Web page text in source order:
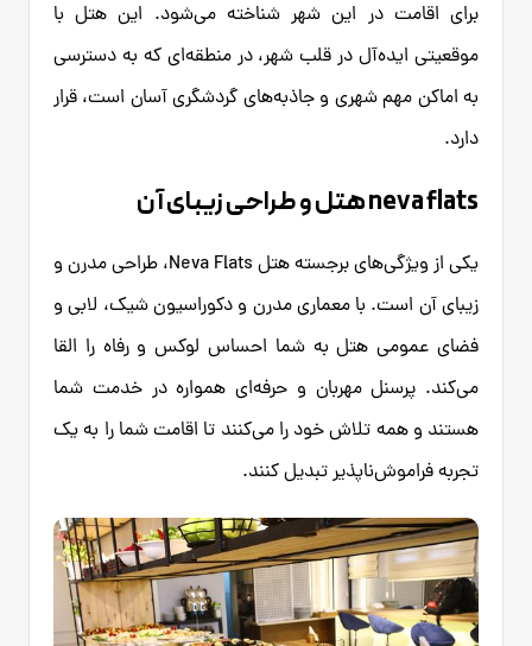
برای اقامت در این شهر شناخته می‌شود. این هتل با
موقعیتی ایده‌آل در قلب شهر، در منطقه‌ای که به دسترسی
به اماکن مهم شهری و جاذبه‌های گردشگری آسان است، قرار
دارد.
neva flats هتل و طراحی زیبای آن
یکی از ویژگی‌های برجسته هتل Neva Flats، طراحی مدرن و
زیبای آن است. با معماری مدرن و دکوراسیون شیک، لابی و
فضای عمومی هتل به شما احساس لوکس و رفاه را القا
می‌کند. پرسنل مهربان و حرفه‌ای همواره در خدمت شما
هستند و همه تلاش خود را می‌کنند تا اقامت شما را به یک
تجربه فراموش‌ناپذیر تبدیل کنند.